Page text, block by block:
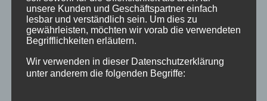
Oberstdorf vom 18. bis zum 20. März 2022
unsere Kunden und Geschäftspartner einfach
lesbar und verständlich sein. Um dies zu
gewährleisten, möchten wir vorab die verwendeten
Begrifflichkeiten erläutern.
Wir verwenden in dieser Datenschutzerklärung
unter anderem die folgenden Begriffe: